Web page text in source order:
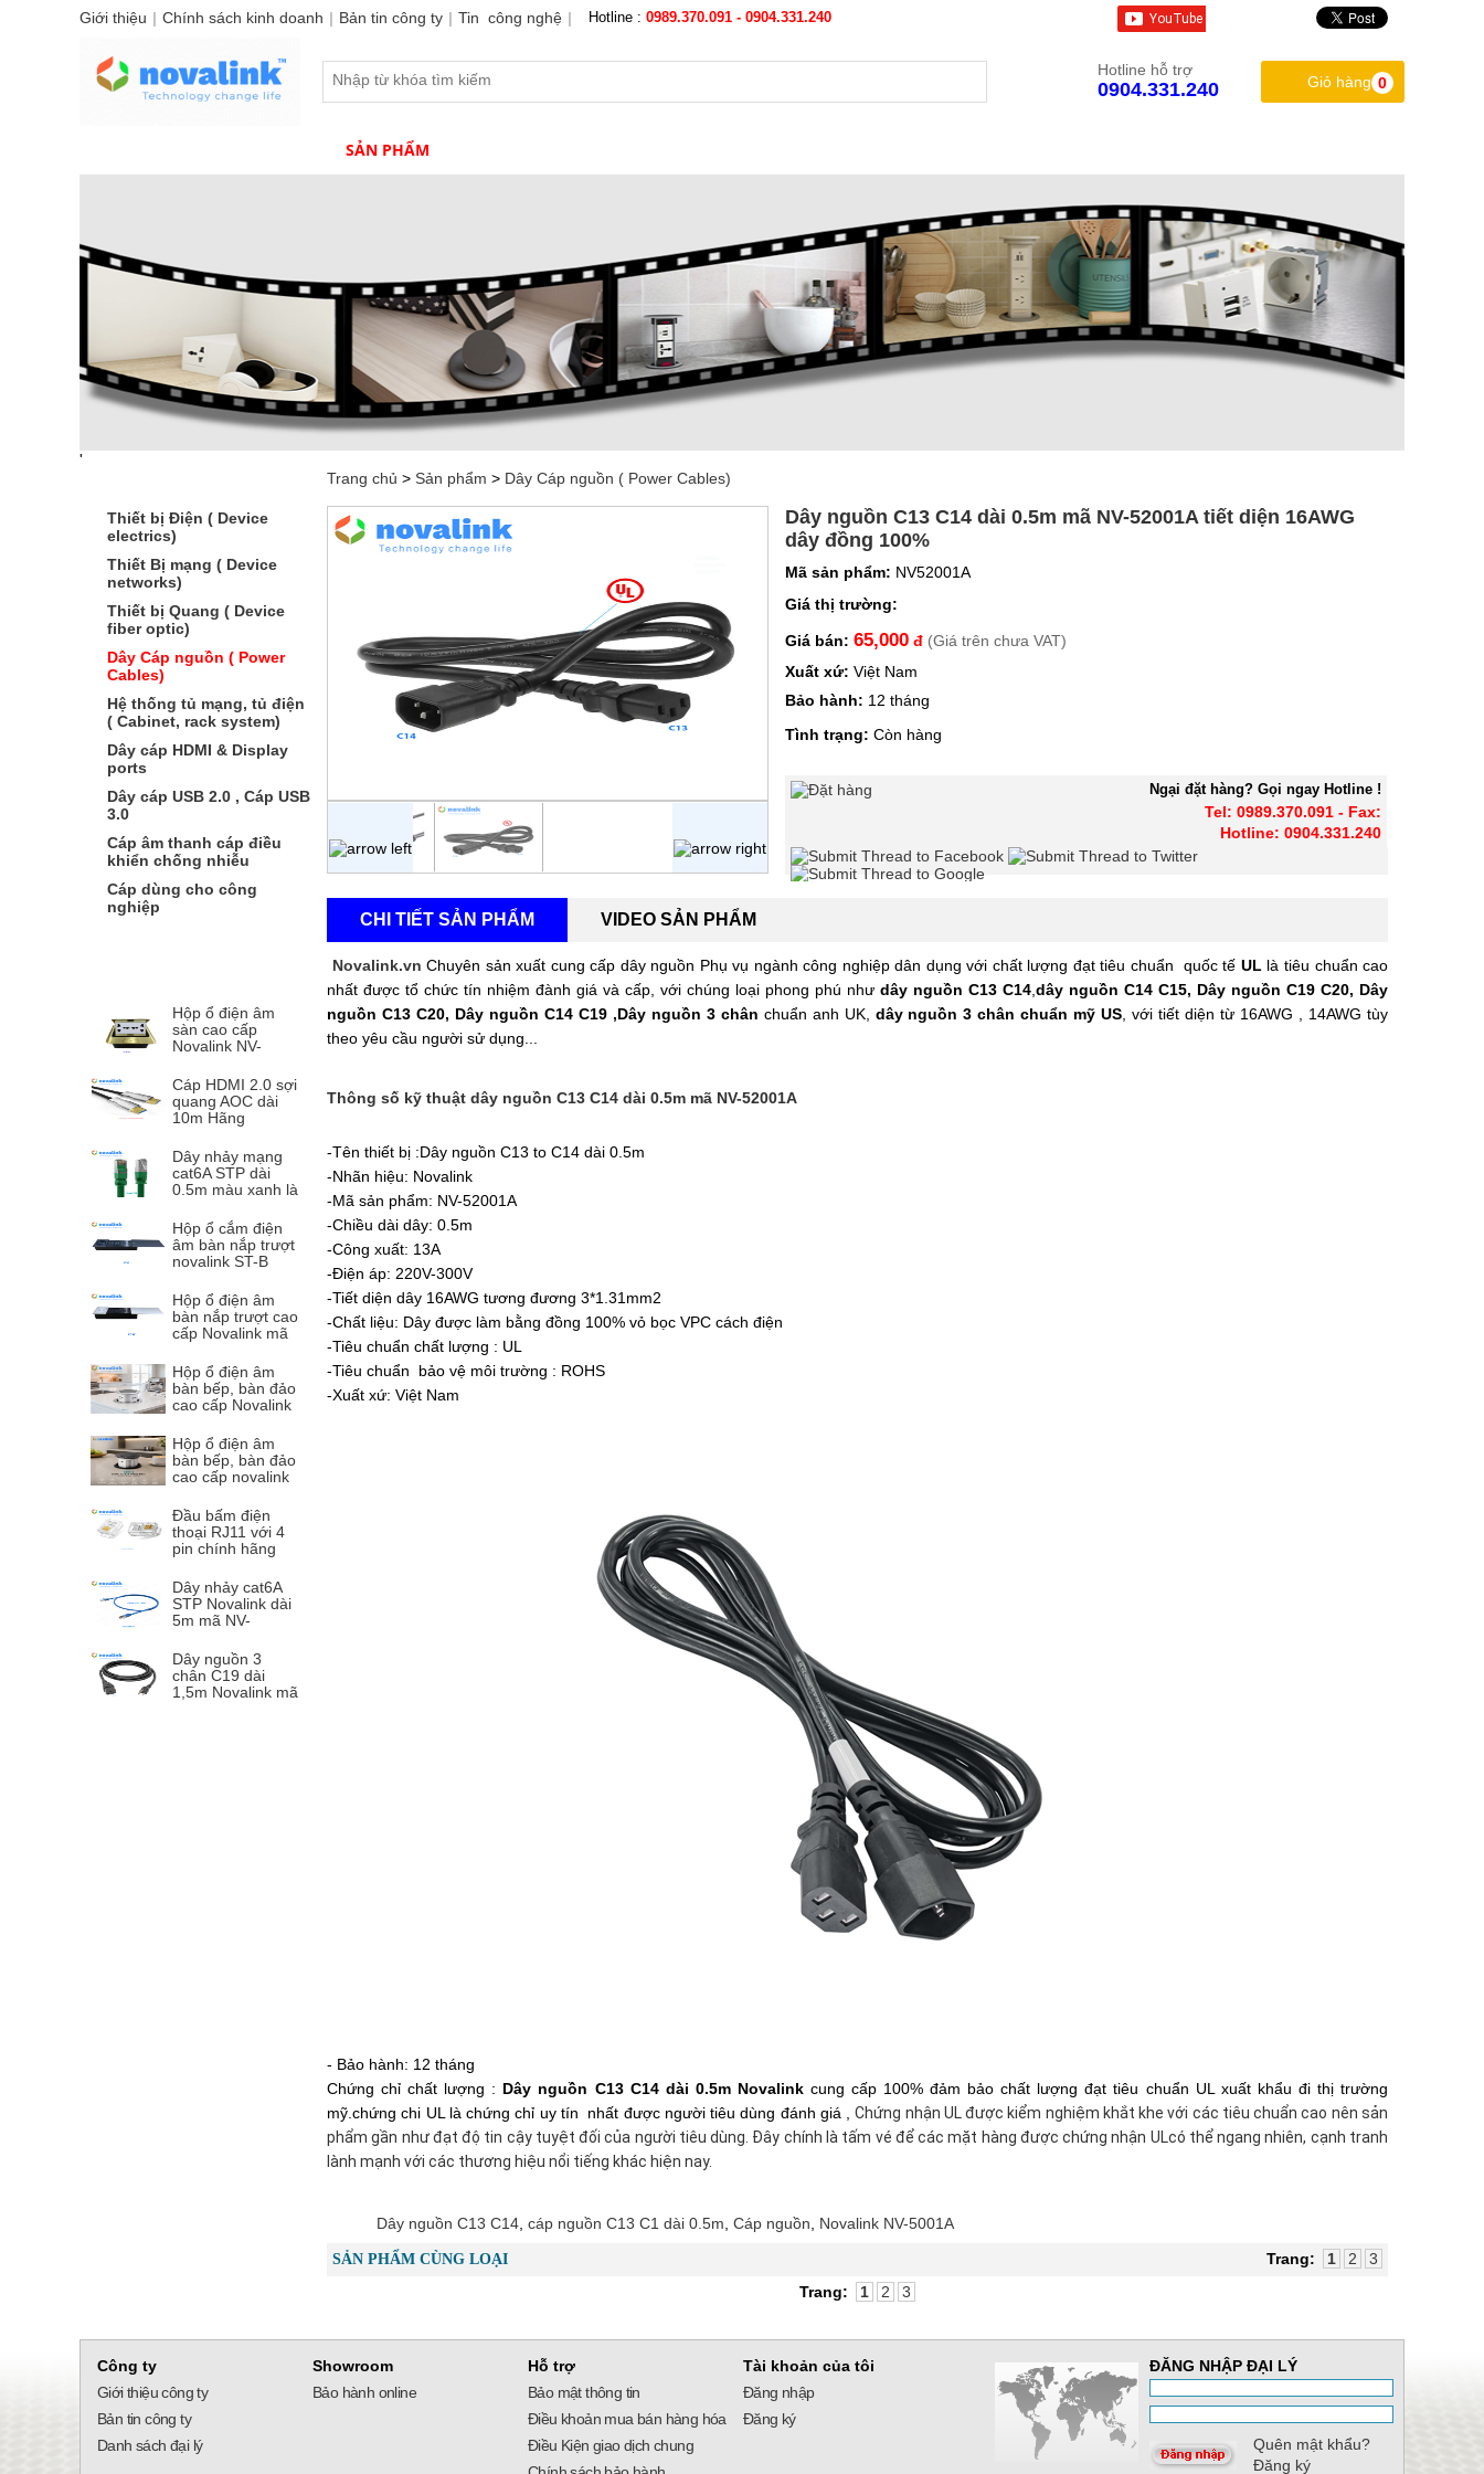
Giỏ hàng 0
Hotline hỗ trợ
0904.331.240
SẢN PHẨM
'
Thiết bị Điện ( Device
electrics)
Thiết Bị mạng ( Device
networks)
Thiết bị Quang ( Device
fiber optic)
Dây Cáp nguồn ( Power
Cables)
Hệ thống tủ mạng, tủ điện
( Cabinet, rack system)
Dây cáp HDMI & Display
ports
Dây cáp USB 2.0 , Cáp USB
3.0
Cáp âm thanh cáp điều
khiển chống nhiễu
Cáp dùng cho công
nghiệp
Hộp ổ điện âm
sàn cao cấp
Novalink NV-
với 3 ổ cắm tùy
chọn
Cáp HDMI 2.0 sợi
quang AOC dài
10m Hãng
32014A, hỗ trợ độ
phân giải 2K, 4K,
60hz
Dây nhảy mạng
cat6A STP dài
0.5m màu xanh là
diện 24AWG,
550Mhz tốc độ
10Gb
Hộp ổ cắm điện
âm bàn nắp trượt
novalink ST-B
Hộp ổ điện âm
bàn nắp trượt cao
cấp Novalink mã
không dây 15W
Hộp ổ điện âm
bàn bếp, bàn đảo
cao cấp Novalink
cảm ứng và app
Hộp ổ điện âm
bàn bếp, bàn đảo
cao cấp novalink
đen mở nắp cảm
ứng + app
Đầu bấm điện
thoại RJ11 với 4
pin chính hãng
00298 chân mạ
vàng 50U túi 50
cái cao cấp
Dây nhảy cat6A
STP Novalink dài
5m mã NV-
10Gb băng thông
600mhz
Dây nguồn 3
chân C19 dài
1,5m Novalink mã
Trang chủ > Sản phẩm > Dây Cáp nguồn ( Power Cables)
Dây nguồn C13 C14 dài 0.5m mã NV-52001A tiết diện 16AWG
dây đồng 100%
Mã sản phẩm: NV52001A
Giá thị trường:
Giá bán: 65,000 đ (Giá trên chưa VAT)
Xuất xứ: Việt Nam
Bảo hành: 12 tháng
Tình trạng: Còn hàng
Ngại đặt hàng? Gọi ngay Hotline !
Tel: 0989.370.091 - Fax:
Hotline: 0904.331.240
CHI TIẾT SẢN PHẨM VIDEO SẢN PHẨM
Novalink.vn Chuyên sản xuất cung cấp dây nguồn Phụ vụ ngành công nghiệp dân dụng với chất lượng đạt tiêu chuẩn quốc tế UL là tiêu chuẩn cao
nhất được tổ chức tín nhiệm đành giá và cấp, với chúng loại phong phú như dây nguồn C13 C14 dây nguồn C14 C15, Dây nguồn C19 C20, Dây
nguồn C13 C20, Dây nguồn C14 C19 ,Dây nguồn 3 chân chuẩn anh UK, dây nguồn 3 chân chuẩn mỹ US , với tiết diện từ 16AWG , 14AWG tùy
theo yêu cầu người sử dụng...
Thông số kỹ thuật dây nguồn C13 C14 dài 0.5m mã NV-52001A
-Tên thiết bị :Dây nguồn C13 to C14 dài 0.5m
-Nhãn hiệu: Novalink
-Mã sản phẩm: NV-52001A
-Chiều dài dây: 0.5m
-Công xuất: 13A
-Điện áp: 220V-300V
-Tiết diện dây 16AWG tương đương 3*1.31mm2
-Chất liệu: Dây được làm bằng đồng 100% vỏ bọc VPC cách điện
-Tiêu chuẩn chất lượng : UL
-Tiêu chuẩn bảo vệ môi trường : ROHS
-Xuất xứ: Việt Nam
- Bảo hành: 12 tháng
Chứng chỉ chất lượng : Dây nguồn C13 C14 dài 0.5m Novalinkcung cấp 100% đảm bảo chất lượng đạt tiêu chuẩn UL xuất khẩu đi thị trường
mỹ.chứng chi UL là chứng chỉ uy tín nhất được người tiêu dùng đánh giá ,Chứng nhận UL được kiểm nghiệm khắt khe với các tiêu chuẩn cao nên sản
phẩm gần như đạt độ tin cậy tuyệt đối của người tiêu dùng. Đây chính là tấm vé để các mặt hàng được chứng nhận ULcó thể ngang nhiên, cạnh tranh
lành mạnh với các thương hiệu nổi tiếng khác hiện nay.
Dây nguồn C13 C14 cáp nguồn C13 C1 dài 0.5m Cáp nguồn
Novalink NV-5001A
Trang:
1 2 3
SẢN PHẨM CÙNG LOẠI
Trang: 1 2 3
ĐĂNG NHẬP ĐẠI LÝ
Quên mật khẩu?
Đăng ký
Công ty
Giới thiệu công ty
Bản tin công ty
Danh sách đại lý
Showroom
Bảo hành online
Hỗ trợ
Bảo mật thông tin
Điều khoản mua bán hàng hóa
Điều Kiện giao dịch chung
Tài khoản của tôi
Đăng nhập
Đăng ký
Giới thiệu | Chính sách kinh doanh | Bản tin công ty | Tin công nghệ | Hotline : 0989.370.091 - 0904.331.240